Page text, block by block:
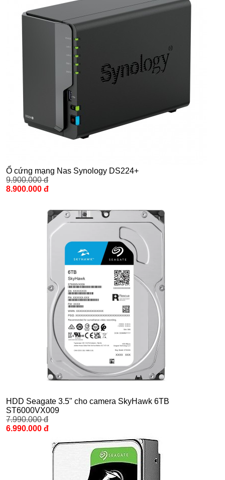
Ổ cứng mạng Nas Synology DS224+
9.900.000 đ
8.900.000 đ
HDD Seagate 3.5" cho camera SkyHawk 6TB
ST6000VX009
7.990.000 đ
6.990.000 đ